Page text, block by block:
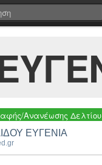
Ανανέωσης
ΕΥΓΕΝΙΑ